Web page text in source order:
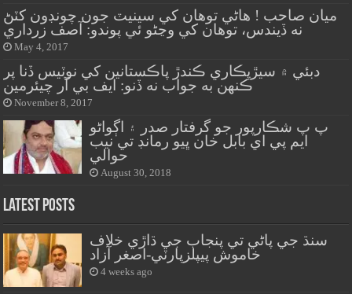
ميان صاحب ! هاڻي توهان کي سينيٽ جون چونڊون کٽڻ
نه ڏيندس، توهان کي وڃڻو ئي پوندو: آصف زرداري
May 4, 2017
دبئي ۾ سيڙپڪاري ڪندڙ پاڪستانين کي نوٽيس ڏنا پر
ڪنهن به جواب نه ڏنو: ايف بي آر چيئرمين
November 8, 2017
پ پ شڪارپور جو گرفتار صدر ۽ اڳواڻو
ايم پي اي بابل خان ڀيو رمانڊ تي نيب
حوالي
August 30, 2018
Latest Posts
سنڌ جي پاڻي تي پنجاب جي ڌاڙي خلاف
خاموش پيپلزپارٽي-اصغر آزاد
4 weeks ago